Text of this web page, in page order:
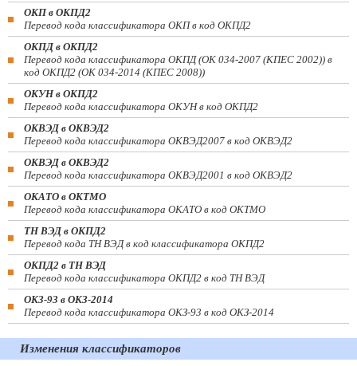
ОКП в ОКПД2
Перевод кода классификатора ОКП в код ОКПД2
ОКПД в ОКПД2
Перевод кода классификатора ОКПД (ОК 034-2007 (КПЕС 2002)) в
код ОКПД2 (ОК 034-2014 (КПЕС 2008))
ОКУН в ОКПД2
Перевод кода классификатора ОКУН в код ОКПД2
ОКВЭД в ОКВЭД2
Перевод кода классификатора ОКВЭД2007 в код ОКВЭД2
ОКВЭД в ОКВЭД2
Перевод кода классификатора ОКВЭД2001 в код ОКВЭД2
ОКАТО в ОКТМО
Перевод кода классификатора ОКАТО в код ОКТМО
ТН ВЭД в ОКПД2
Перевод кода ТН ВЭД в код классификатора ОКПД2
ОКПД2 в ТН ВЭД
Перевод кода классификатора ОКПД2 в код ТН ВЭД
ОКЗ-93 в ОКЗ-2014
Перевод кода классификатора ОКЗ-93 в код ОКЗ-2014
Изменения классификаторов